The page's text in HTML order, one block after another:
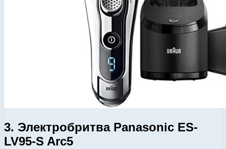
3. Электробритва Panasonic ES-
LV95-S Arc5